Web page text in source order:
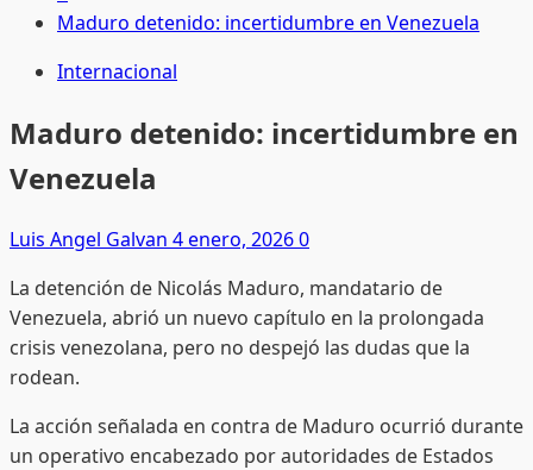
Maduro detenido: incertidumbre en Venezuela
Internacional
Maduro detenido: incertidumbre en
Venezuela
Luis Angel Galvan 4 enero, 20260
La detención de Nicolás Maduro, mandatario de
Venezuela, abrió un nuevo capítulo en la prolongada
crisis venezolana, pero no despejó las dudas que la
rodean.
La acción señalada en contra de Maduro ocurrió durante
un operativo encabezado por autoridades de Estados